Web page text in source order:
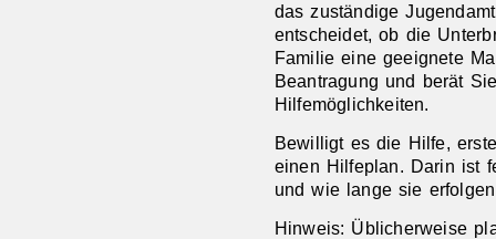
das zuständige
entscheidet, ob die
Familie eine geeignete
Beantragung und berät
Hilfemöglichkeiten.
Bewilligt es die Hilfe,
einen Hilfeplan. Darin ist
und wie lange sie
Hinweis: Üblicherweise